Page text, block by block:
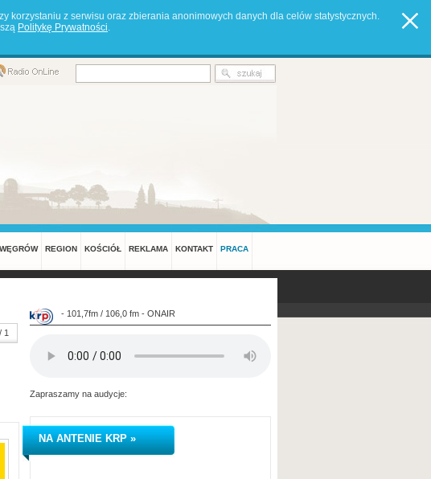
korzystaniu z serwisu oraz zbierania anonimowych danych dla celów statystycznych.
Politykę Prywatności.
WĘGRÓW REGION KOŚCIÓŁ REKLAMA KONTAKT PRACA
1
- 101,7fm / 106,0 fm - ONAIR
Zapraszamy na audycje:
NA ANTENIE KRP »